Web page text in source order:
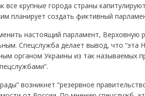
все крупные города страны
планирует создать фиктивный
настоящий парламент, Верховную
Спецслужба делает вывод, что “эта
органом Украины из так называемых
возникнет “резервное